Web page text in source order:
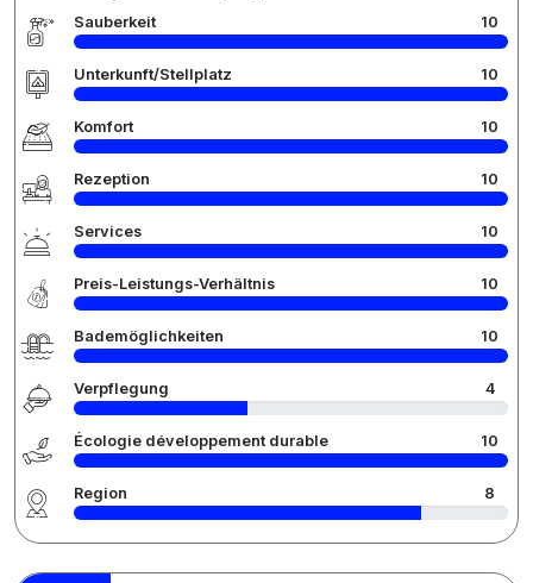
Sauberkeit 10
Unterkunft/Stellplatz 10
Komfort 10
Rezeption 10
Services 10
Preis-Leistungs-Verhältnis 10
Bademöglichkeiten 10
Verpflegung 4
Écologie développement durable 10
Region 8